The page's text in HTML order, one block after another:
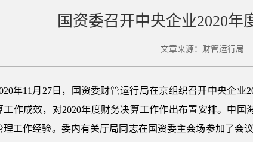
国资委召开中央企业2020
文章来源：财管运行局
年11月27日，国资委财管运行局在京组织召开中央企
工作成效，对2020年度财务决算工作作出布置安排。中
理工作经验。委内有关厅局同志在国资委主会场参加了会